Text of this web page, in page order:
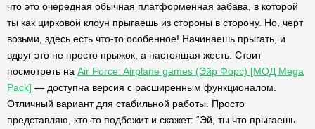
что это очередная обычная платформенная забава, в которой
ты как цирковой клоун прыгаешь из стороны в сторону. Но, черт
возьми, здесь есть что-то особенное! Начинаешь прыгать, и
вдруг это не просто прыжок, а настоящая жесть. Стоит
посмотреть на Air Force: Airplane games (Эйр Форс) [МОД Mega
Pack] — доступна версия с расширенным функционалом.
Отличный вариант для стабильной работы. Просто
представляю, кто-то подбежит и скажет: “Эй, ты что прыгаешь